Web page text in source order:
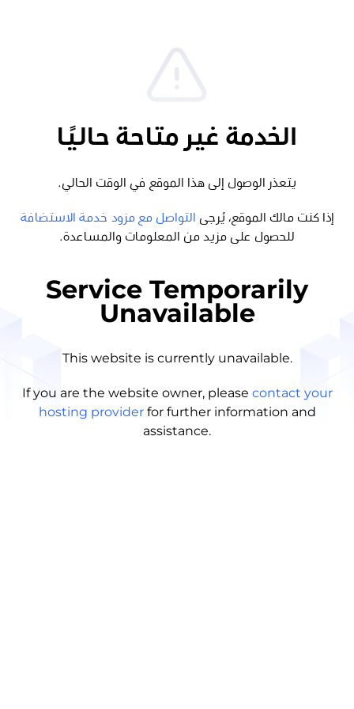
الخدمة غير متاحة حاليًا
يتعذر الوصول إلى هذا الموقع في الوقت الحالي.
إذا كنت مالك الموقع، يُرجى
التواصل مع مزود خدمة الاستضافة
للحصول على مزيد من المعلومات والمساعدة.
Service Temporarily
Unavailable
This website is currently unavailable.
If you are the website owner, please contact your
hosting provider for further information and
assistance.